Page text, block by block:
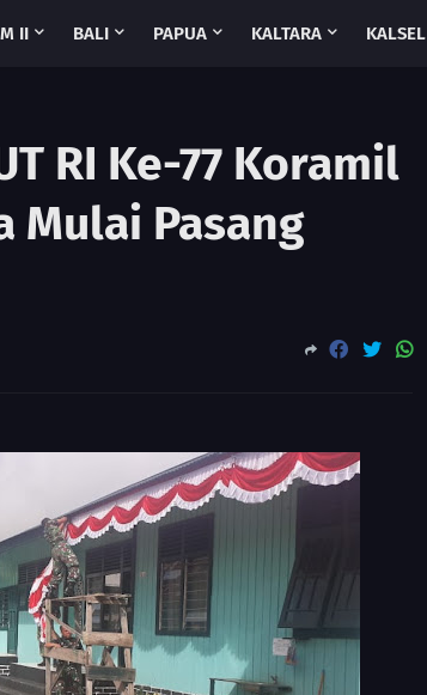
II BALI PAPUA KALTARA KALSEL
RI Ke-77 Koramil
Mulai Pasang